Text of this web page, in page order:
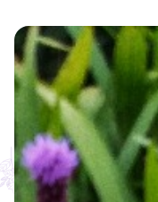
Slide 1 of 4